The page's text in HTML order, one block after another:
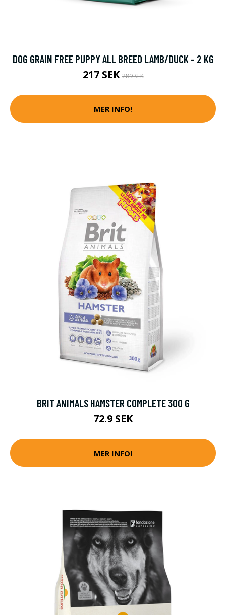
DOG GRAIN FREE PUPPY ALL BREED LAMB/DUCK - 2 KG
217 SEK289 SEK
MER INFO!
BRIT ANIMALS HAMSTER COMPLETE 300 G
72.9 SEK
MER INFO!